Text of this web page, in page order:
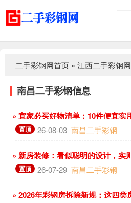
二手彩钢网首页 » 江西二手彩钢网
南昌二手彩钢信息
» 宜家必买好物清单：10件便宜实
置顶 26-08-03 南昌二手彩钢
» 新房装修：看似聪明的设计，实
置顶 26-07-29 南昌二手彩钢
» 2026年彩钢房拆除新规：这四类